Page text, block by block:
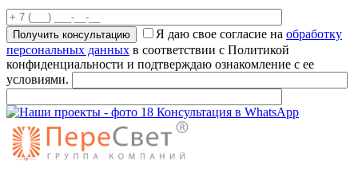
Я даю свое согласие на обработку
персональных данных в соответствии с Политикой
конфиденциальности и подтверждаю ознакомление с ее
условиями.
Консультация в WhatsApp